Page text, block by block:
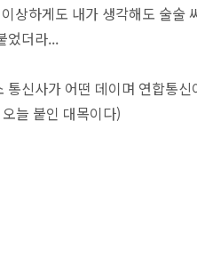
상하게도 내가 생각해도 술술
었더라...
신사가 어떤 데이며 연합통
늘 붙인 대목이다)